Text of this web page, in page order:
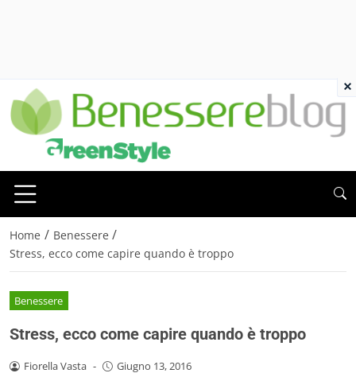
Home / Benessere /
Stress, ecco come capire quando è troppo
Benessere
Stress, ecco come capire quando è troppo
Fiorella Vasta - Giugno 13, 2016
×